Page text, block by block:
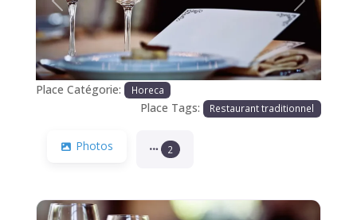
Précédente Prochaine
Place Catégorie: Horeca
Place Tags: Restaurant traditionnel
Photos 2